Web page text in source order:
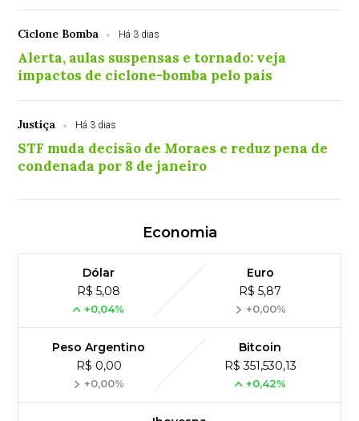
Ciclone Bomba Há 3 dias
Alerta, aulas suspensas e tornado: veja
impactos de ciclone-bomba pelo país
Justiça Há 3 dias
STF muda decisão de Moraes e reduz pena de
condenada por 8 de janeiro
Economia
Dólar
R$ 5,08
+0,04%
Euro
R$ 5,87
+0,00%
Peso Argentino
R$ 0,00
+0,00%
Bitcoin
R$ 351,530,13
+0,42%